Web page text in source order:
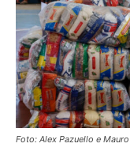
Foto: Alex Pazuello e